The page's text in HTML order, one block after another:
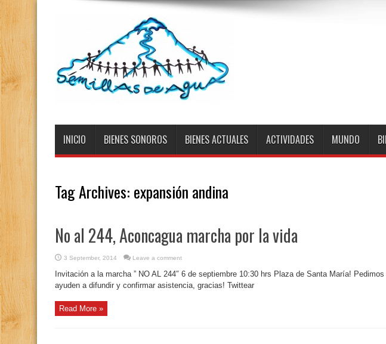
INICIO BIENES SONOROS BIENES ACTUALES ACTIVIDADES MUNDO
Tag Archives: expansión andina
No al 244, Aconcagua marcha por la vida
3 September, 2014 Leave a comment
Invitación a la marcha ” NO AL 244″ 6 de septiembre 10:30 hrs Plaza de Santa María! Pedimos
ayuden a difundir y confirmar asistencia, gracias! Twittear
Read More »